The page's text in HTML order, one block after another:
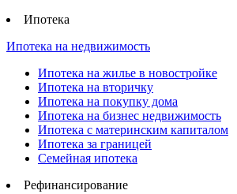
Ипотека
Ипотека на недвижимость
Ипотека на жилье в новостройке
Ипотека на вторичку
Ипотека на покупку дома
Ипотека на бизнес недвижимость
Ипотека с материнским капиталом
Ипотека за границей
Семейная ипотека
Рефинансирование